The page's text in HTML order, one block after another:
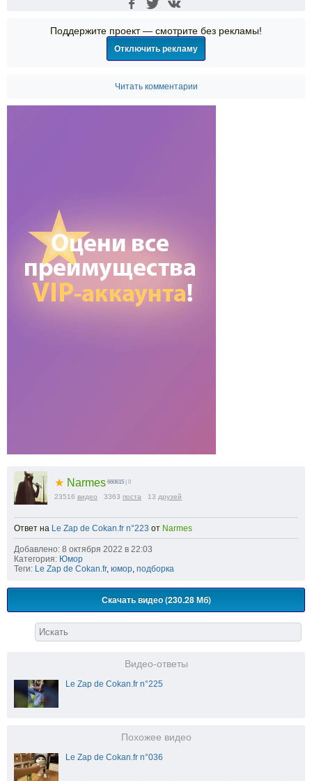
Поддержите проект — смотрите без рекламы!
Отключить рекламу
Читать комментарии
★ Narmes 660615 | 0
23516 видео 3363 поста 13 друзей
Ответ на Le Zap de Cokan.fr n°223 от Narmes
Добавлено: 8 октября 2022 в 22:03
Категория: Юмор
Теги: Le Zap de Cokan.fr, юмор, подборка
Скачать видео (230.28 Мб)
Видео-ответы
Le Zap de Cokan.fr n°225
Похожее видео
Le Zap de Cokan.fr n°036